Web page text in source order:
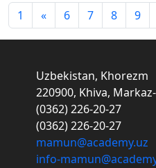
1 « 6 7 8 9
Uzbekistan, Khorezm
220900, Khiva,
(0362) 226-20-27
(0362) 226-20-27
mamun@academy.uz
info-